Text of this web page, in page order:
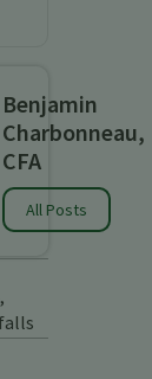
Benjamin
Charbonneau,
CFA
All Posts
,